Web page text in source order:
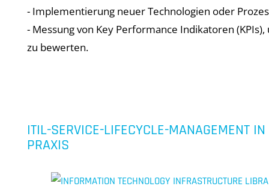
- Implementierung neuer Technologien oder
- Messung von Key Performance Indikatoren (KPIs),
zu bewerten.
ITIL-SERVICE-LIFECYCLE-MANAGEMENT IN
PRAXIS